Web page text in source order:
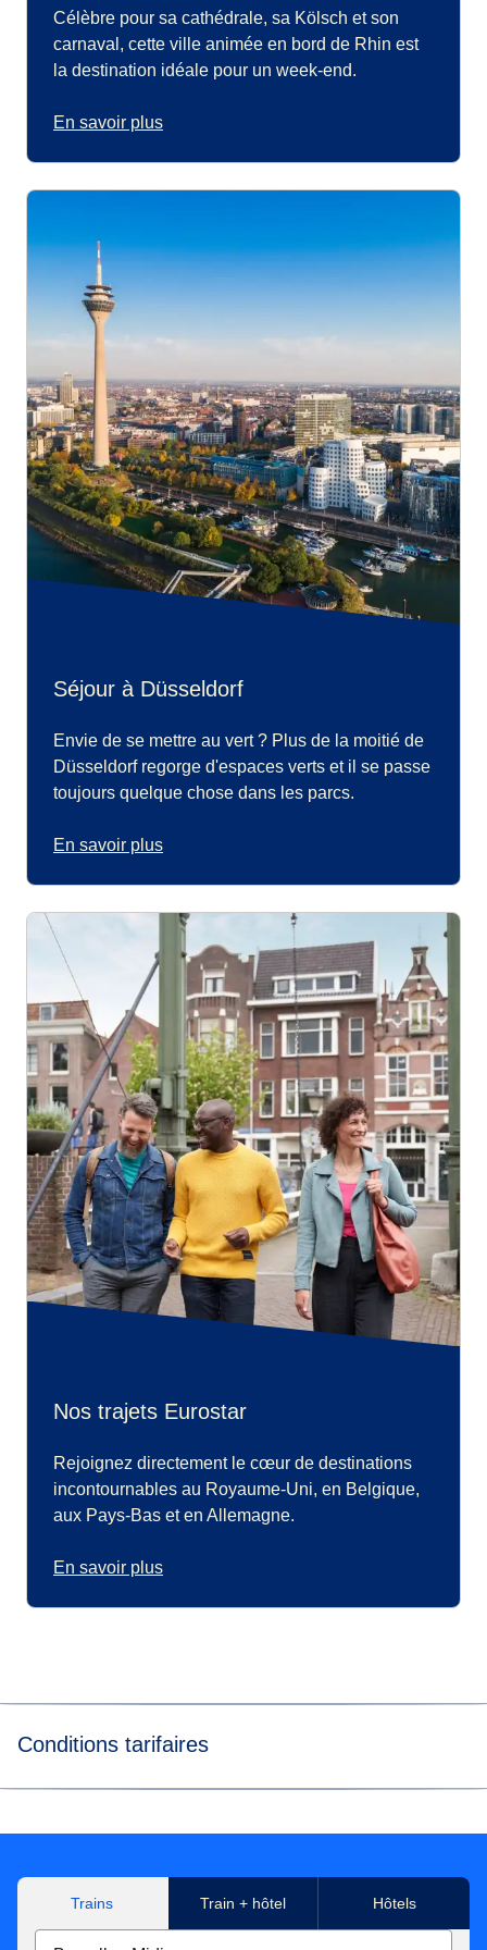
Célèbre pour sa cathédrale, sa Kölsch et son
carnaval, cette ville animée en bord de Rhin est
la destination idéale pour un week-end.
En savoir plus
Séjour à Düsseldorf
Envie de se mettre au vert ? Plus de la moitié de
Düsseldorf regorge d'espaces verts et il se passe
toujours quelque chose dans les parcs.
En savoir plus
Nos trajets Eurostar
Rejoignez directement le cœur de destinations
incontournables au Royaume-Uni, en Belgique,
aux Pays-Bas et en Allemagne.
En savoir plus
Conditions tarifaires
Hbf, Düsseldorf Hbf, Düsseldorf Airport, Duisburg Hbf,
Essen Hbf, Dortmund Hbf. Dans la limite des
disponibilités.
Trains Train + hôtel Hôtels